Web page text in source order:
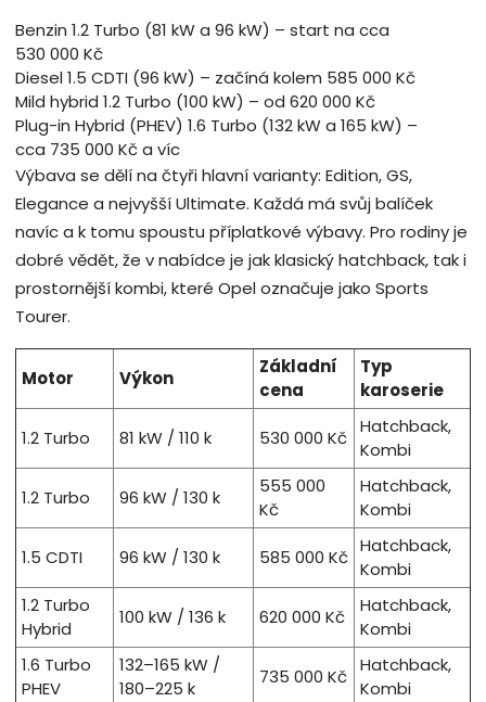
Benzin 1.2 Turbo (81 kW a 96 kW) – start na cca
530 000 Kč
Diesel 1.5 CDTI (96 kW) – začíná kolem 585 000 Kč
Mild hybrid 1.2 Turbo (100 kW) – od 620 000 Kč
Plug-in Hybrid (PHEV) 1.6 Turbo (132 kW a 165 kW) –
cca 735 000 Kč a víc
Výbava se dělí na čtyři hlavní varianty: Edition, GS,
Elegance a nejvyšší Ultimate. Každá má svůj balíček
navíc a k tomu spoustu příplatkové výbavy. Pro rodiny je
dobré vědět, že v nabídce je jak klasický hatchback, tak i
prostornější kombi, které Opel označuje jako Sports
Tourer.
Motor Výkon
Základní
cena
Typ
karoserie
1.2 Turbo 81 kW / 110 k 530 000 Kč
Hatchback,
Kombi
1.2 Turbo 96 kW / 130 k
555 000
Kč
Hatchback,
Kombi
1.5 CDTI 96 kW / 130 k 585 000 Kč
Hatchback,
Kombi
1.2 Turbo
Hybrid
100 kW / 136 k 620 000 Kč
Hatchback,
Kombi
1.6 Turbo
PHEV
132–165 kW /
180–225 k
735 000 Kč
Hatchback,
Kombi